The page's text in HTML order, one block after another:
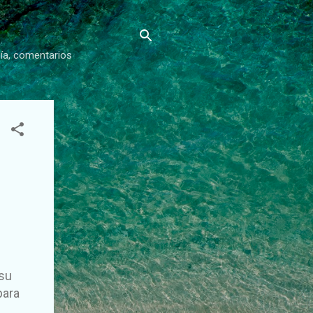
comentarios